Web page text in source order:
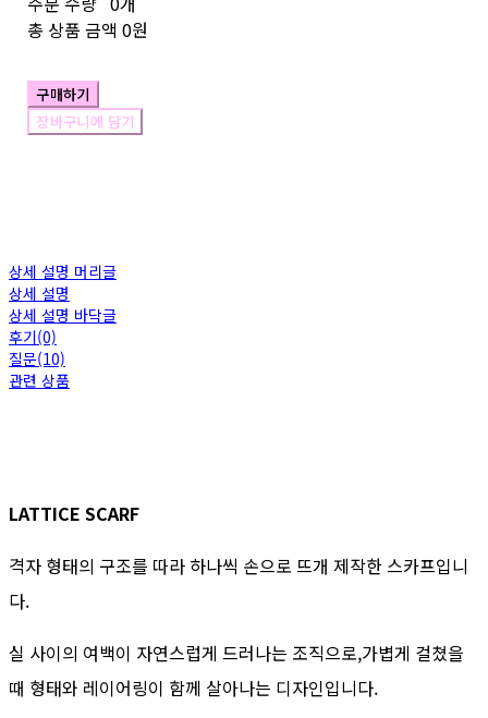
총 상품 금액 0원
구매하기
장바구니에 담기
상세 설명 머리글
상세 설명
상세 설명 바닥글
후기(0)
질문(10)
관련 상품
LATTICE SCARF
격자 형태의 구조를 따라 하나씩 손으로 뜨개 제작한 스카프입니
다.
실 사이의 여백이 자연스럽게 드러나는 조직으로,가볍게 걸쳤을
때 형태와 레이어링이 함께 살아나는 디자인입니다.